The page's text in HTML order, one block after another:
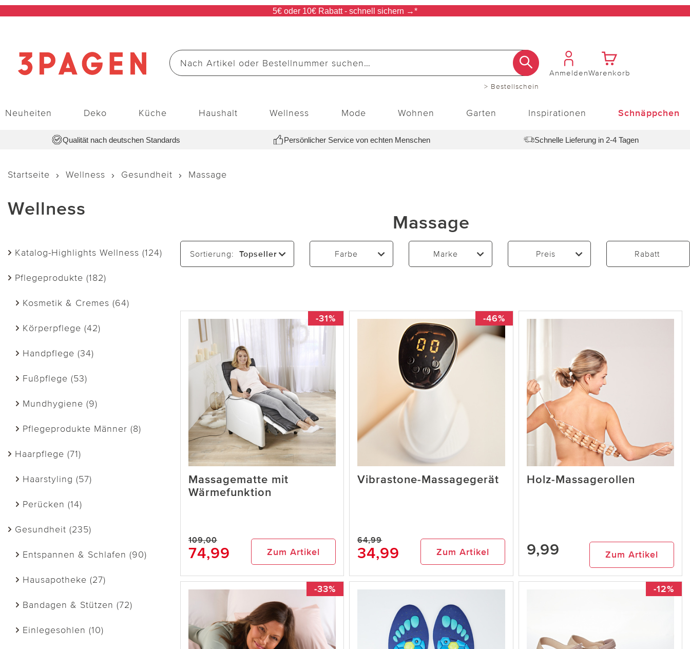
5€ oder 10€ Rabatt - schnell sichern →*
> Bestellschein
AnmeldenWarenkorb
Neuheiten Deko Küche Haushalt Wellness Mode Wohnen Garten Inspirationen Schnäppchen
Qualität nach deutschen Standards Persönlicher Service von echten Menschen Schnelle Lieferung in 2-4 Tagen
Startseite Wellness Gesundheit Massage
Wellness
Katalog-Highlights Wellness (124)
Pflegeprodukte (182)
Kosmetik & Cremes (64)
Körperpflege (42)
Handpflege (34)
Fußpflege (53)
Mundhygiene (9)
Pflegeprodukte Männer (8)
Haarpflege (71)
Haarstyling (57)
Perücken (14)
Gesundheit (235)
Entspannen & Schlafen (90)
Hausapotheke (27)
Bandagen & Stützen (72)
Einlegesohlen (10)
Massage
Sortierung: Topseller Farbe Marke Preis Rabatt
-31%
Massagematte mit
Wärmefunktion
109,00
74,99 Zum Artikel
-46%
Vibrastone-Massagegerät
64,99
34,99 Zum Artikel
Holz-Massagerollen
9,99 Zum Artikel
-33% -12%